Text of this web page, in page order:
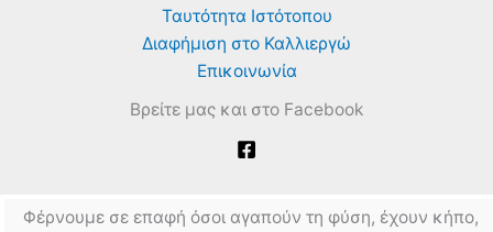
Ταυτότητα Ιστότοπου
Διαφήμιση στο Καλλιεργώ
Επικοινωνία
Βρείτε μας και στο Facebook
Φέρνουμε σε επαφή όσοι αγαπούν τη φύση, έχουν κήπο,